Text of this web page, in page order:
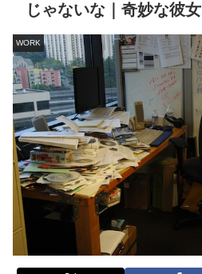
じゃないな｜奇妙な彼女
WORK